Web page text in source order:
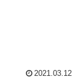
2021.03.12